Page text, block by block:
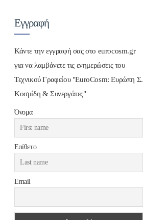
Εγγραφή
Κάντε την εγγραφή σας στο eurocosm.gr
για να λαμβάνετε τις ενημερώσεις του
Τεχνικού Γραφείου "EuroCosm: Ευρώπη Σ.
Κοσμίδη & Συνεργάτες"
Όνομα
Επίθετο
Email